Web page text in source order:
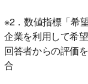
※2．数値指標「希
企業を利用して希
回答者からの評価
合